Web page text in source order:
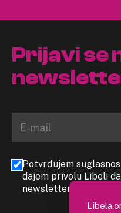
Prijavi se
Potvrđujem
dajem privolu Libeli
newslettera